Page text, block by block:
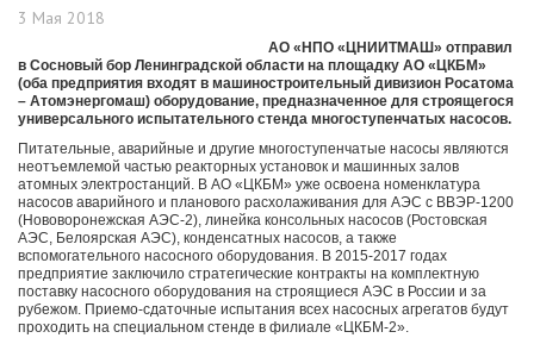
3 Мая 2018
АО «НПО «ЦНИИТМАШ» отправил
в Сосновый бор Ленинградской области на площадку АО «ЦКБМ»
(оба предприятия входят в машиностроительный дивизион Росатома
– Атомэнергомаш) оборудование, предназначенное для строящегося
универсального испытательного стенда многоступенчатых насосов.
Питательные, аварийные и другие многоступенчатые насосы являются
неотъемлемой частью реакторных установок и машинных залов
атомных электростанций. В АО «ЦКБМ» уже освоена номенклатура
насосов аварийного и планового расхолаживания для АЭС с ВВЭР-1200
(Нововоронежская АЭС-2), линейка консольных насосов (Ростовская
АЭС, Белоярская АЭС), конденсатных насосов, а также
вспомогательного насосного оборудования. В 2015-2017 годах
предприятие заключило стратегические контракты на комплектную
поставку насосного оборудования на строящиеся АЭС в России и за
рубежом. Приемо-сдаточные испытания всех насосных агрегатов будут
проходить на специальном стенде в филиале «ЦКБМ-2».